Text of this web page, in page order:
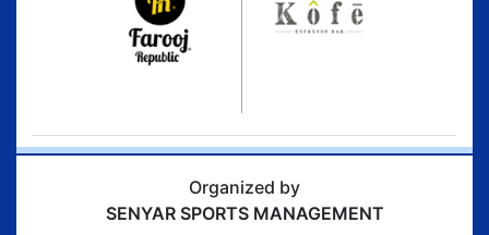
Organized by
SENYAR SPORTS MANAGEMENT